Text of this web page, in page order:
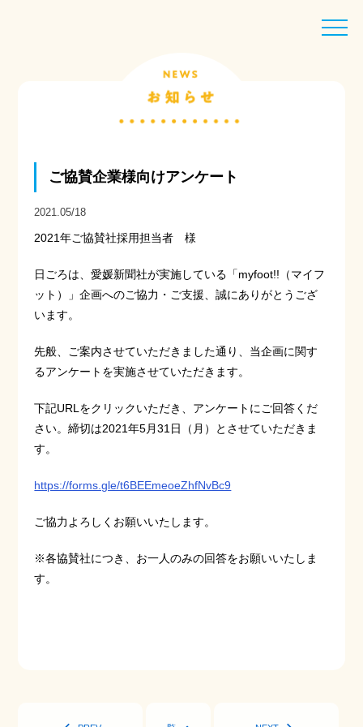
toggle
ご協賛企業様向けアンケート
2021.05/18
2021年ご協賛社採用担当者 様
日ごろは、愛媛新聞社が実施している「myfoot!!（マイフ
ット）」企画へのご協力・ご支援、誠にありがとうござ
います。
先般、ご案内させていただきました通り、当企画に関す
るアンケートを実施させていただきます。
下記URLをクリックいただき、アンケートにご回答くだ
さい。締切は2021年5月31日（月）とさせていただきま
す。
https://forms.gle/t6BEEmeoeZhfNvBc9
ご協力よろしくお願いいたします。
※各協賛社につき、お一人のみの回答をお願いいたしま
す。